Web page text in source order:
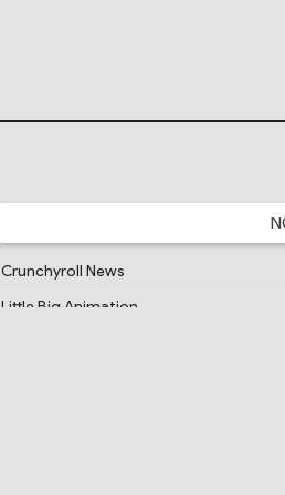
Crunchyroll News
Little Big Animation